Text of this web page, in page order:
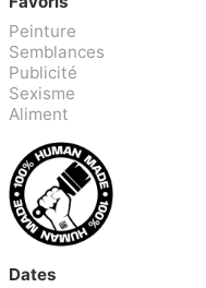
Peinture
Semblances
Publicité
Sexisme
Aliment
Dates